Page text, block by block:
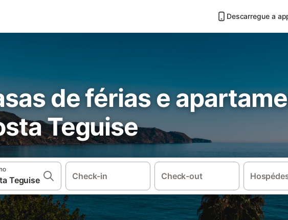
Descarregue a
de férias e
Teguise
Check-in Check-out